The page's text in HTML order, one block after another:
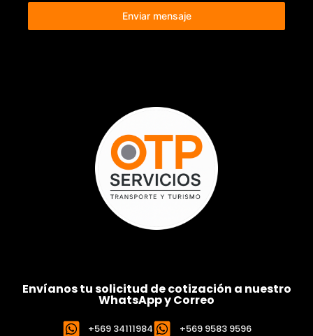
Enviar mensaje
Envíanos tu solicitud de cotización a nuestro
WhatsApp y Correo
+569 34111984 +569 9583 9596